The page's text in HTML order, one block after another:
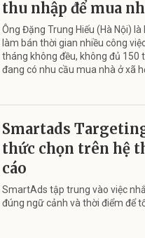
thu nhập để mua
Ông Đặng Trung Hiếu (Hà Nội)
làm bán thời gian nhiều công
tháng không đều, không đủ 150
đang có nhu cầu mua nhà ở xã
Smartads
thức chọn trên hệ
cáo
SmartAds tập trung vào việc
đúng ngữ cảnh và thời điểm để